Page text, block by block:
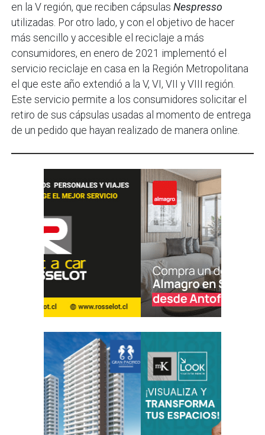
en la V región, que reciben cápsulasNespresso
utilizadas. Por otro lado, y con el objetivo de hacer
más sencillo y accesible el reciclaje a más
consumidores, en enero de 2021 implementó el
servicio reciclaje en casa en la Región Metropolitana
el que este año extendió a la V, VI, VII y VIII región.
Este servicio permite a los consumidores solicitar el
retiro de sus cápsulas usadas al momento de entrega
de un pedido que hayan realizado de manera online.